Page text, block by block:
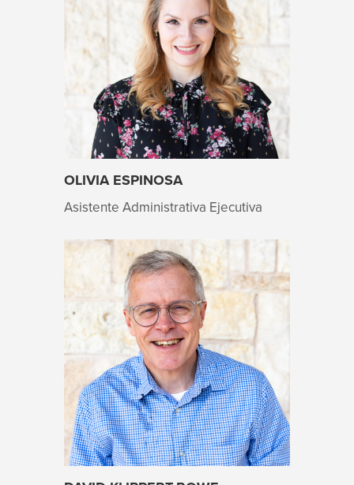
OLIVIA ESPINOSA
Asistente Administrativa Ejecutiva